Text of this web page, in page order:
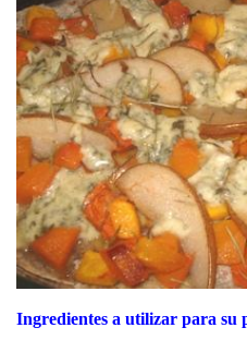
Ingredientes a utilizar para su